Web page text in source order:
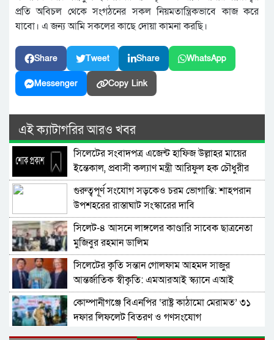
প্রতি অবিচল থেকে সংগঠনের সকল নিয়মতান্ত্রিকভাবে কাজ করে
যাবো। এ জন্য আমি সকলের কাছে দোয়া কামনা করছি।
Share Tweet Share WhatsApp
Messenger Copy Link
এই ক্যাটাগরির আরও খবর
সিলেটের সংবাদপত্র এজেন্ট হাফিজ উল্লাহর মায়ের
ইন্তেকাল, প্রবাসী কল্যাণ মন্ত্রী আরিফুল হক চৌধুরীর
শোক
গুরুত্বপূর্ণ সংযোগ সড়কেও চরম ভোগান্তি: শাহপরান
উপশহরের রাস্তাঘাট সংস্কারের দাবি
সিলেট-৪ আসনে লাঙ্গলের কাণ্ডারি সাবেক ছাত্রনেতা
মুজিবুর রহমান ডালিম
সিলেটের কৃতি সন্তান গোলফাম আহমদ সাজুর
আন্তর্জাতিক স্বীকৃতি: এমআরআই স্ক্যানে এআই
প্রয়োগে পিএইচডি অর্জন
কোম্পানীগঞ্জে বিএনপির ‘রাষ্ট্র কাঠামো মেরামত’ ৩১
দফার লিফলেট বিতরণ ও গণসংযোগ